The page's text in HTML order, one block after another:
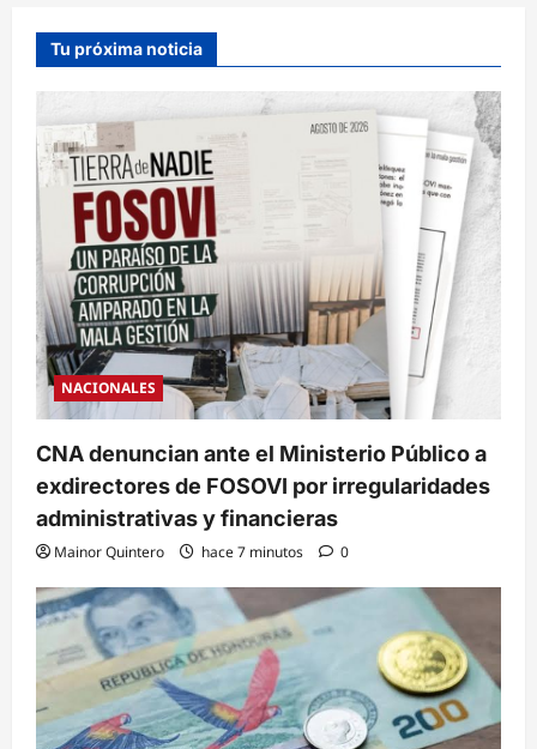
Tu próxima noticia
NACIONALES
CNA denuncian ante el Ministerio Público a
exdirectores de FOSOVI por irregularidades
administrativas y financieras
Mainor Quintero hace 7 minutos 0